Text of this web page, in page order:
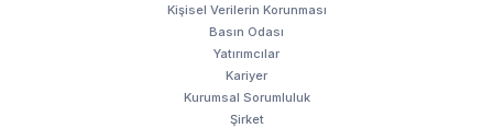
Kişisel Verilerin Korunması
Basın Odası
Yatırımcılar
Kariyer
Kurumsal Sorumluluk
Şirket